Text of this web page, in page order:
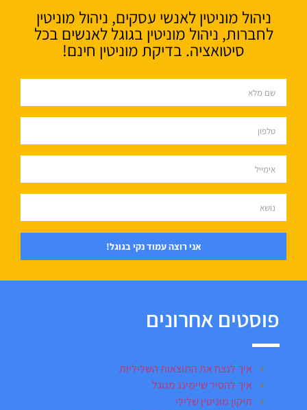
ניהול מוניטין לאנשי עסקים, ניהול מוניטין
לחברות, ניהול מוניטין בגוגל לאנשים בכל
סיטואציה. בדיקת מוניטין חינם!
אני רוצה עמוד נקי בגוגל!
פוסטים אחרונים
איך לנצח את התוצאות השליליות
איך להסיר שיימינג מגוגל
תיקון מוניטין שלילי